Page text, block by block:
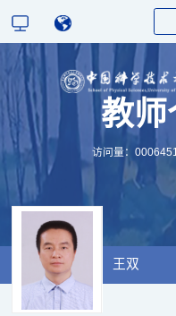
教师
访问量：
王双